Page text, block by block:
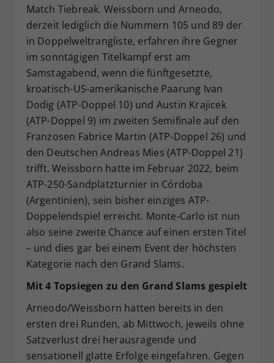
Match Tiebreak. Weissborn und Arneodo,
derzeit lediglich die Nummern 105 und 89 der
in Doppelweltrangliste, erfahren ihre Gegner
im sonntägigen Titelkampf erst am
Samstagabend, wenn die fünftgesetzte,
kroatisch-US-amerikanische Paarung Ivan
Dodig (ATP-Doppel 10) und Austin Krajicek
(ATP-Doppel 9) im zweiten Semifinale auf den
Franzosen Fabrice Martin (ATP-Doppel 26) und
den Deutschen Andreas Mies (ATP-Doppel 21)
trifft. Weissborn hatte im Februar 2022, beim
ATP-250-Sandplatzturnier in Córdoba
(Argentinien), sein bisher einziges ATP-
Doppelendspiel erreicht. Monte-Carlo ist nun
also seine zweite Chance auf einen ersten Titel
– und dies gar bei einem Event der höchsten
Kategorie nach den Grand Slams.
Mit 4 Topsiegen zu den Grand Slams gespielt
Arneodo/Weissborn hatten bereits in den
ersten drei Runden, ab Mittwoch, jeweils ohne
Satzverlust drei herausragende und
sensationell glatte Erfolge eingefahren. Gegen